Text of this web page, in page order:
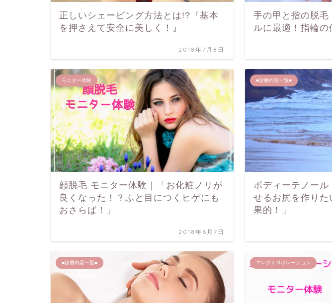
正しいシェービング方法とは!?『基本
を押さえて安全に美しく！』
2018年7月8日
手の甲と指の脱毛
ルに最適！指輪の
モニター体験
顔脱毛 モニター体験｜「お化粧ノリが
良くなった！？ふと目につくヒゲにも
おさらば！」
2018年6月7日
■診療内容一覧■
ボディーテノー
せるお尻を作りた
果的！」
■診療内容一覧■ エレクトロポレーション